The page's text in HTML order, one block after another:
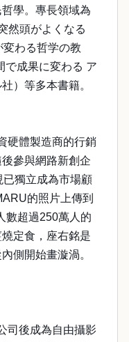
學。專長領域為
然頭がよくなる
わる哲学の教
で成果に変わる ア
）等多本書籍。
硬體製造商的行銷
參與網路新創企
獨立成為市場顧
的照片上傳到
數超過250萬人的
定食，座右銘是
側開始畫漩渦。
司後成為自由攝影